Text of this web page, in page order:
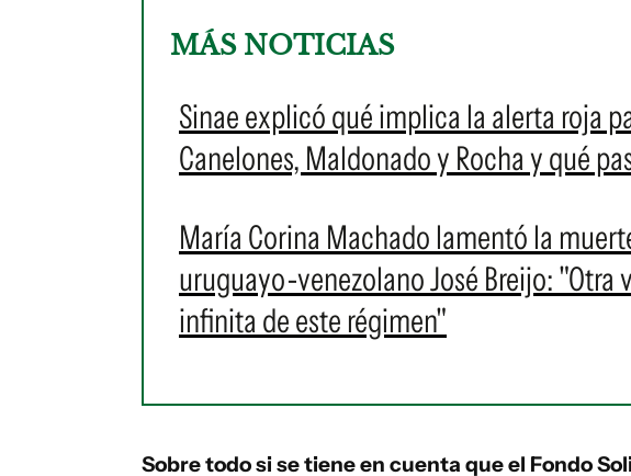
MÁS NOTICIAS
Sinae explicó qué implica la alerta roja
Canelones, Maldonado y Rocha y qué
María Corina Machado lamentó la
uruguayo-venezolano José Breijo: "Otra
infinita de este régimen"
Sobre todo si se tiene en cuenta que el Fondo